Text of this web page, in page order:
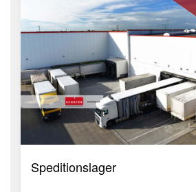
Speditionslager